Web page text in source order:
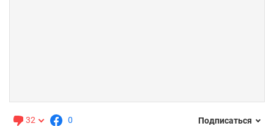
32 0 Подписаться